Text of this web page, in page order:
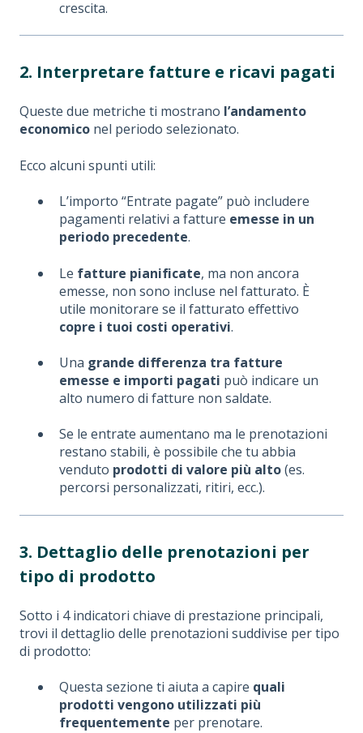
crescita.
2. Interpretare fatture e ricavi pagati
Queste due metriche ti mostrano l’andamento
economico nel periodo selezionato.
Ecco alcuni spunti utili:
L’importo “Entrate pagate” può includere
pagamenti relativi a fatture emesse in un
periodo precedente.
Le fatture pianificate, ma non ancora
emesse, non sono incluse nel fatturato. È
utile monitorare se il fatturato effettivo
copre i tuoi costi operativi.
Una grande differenza tra fatture
emesse e importi pagati può indicare un
alto numero di fatture non saldate.
Se le entrate aumentano ma le prenotazioni
restano stabili, è possibile che tu abbia
venduto prodotti di valore più alto(es.
percorsi personalizzati, ritiri, ecc.).
3. Dettaglio delle prenotazioni per
tipo di prodotto
Sotto i 4 indicatori chiave di prestazione principali,
trovi il dettaglio delle prenotazioni suddivise per tipo
di prodotto:
Questa sezione ti aiuta a capire quali
prodotti vengono utilizzati più
frequentemente per prenotare.